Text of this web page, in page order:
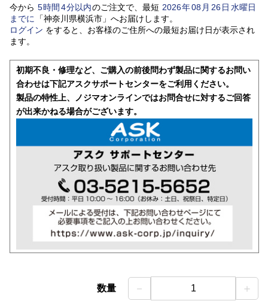
今から 5時間 4分以内のご注文で、最短 2026年08 月 26日水曜日
までに
「神奈川県横浜市」 へお届けします。
ログイン をすると、お客様のご住所への最短お届け日が表示され
ます。
初期不良・修理など、ご購入の前後問わず製品に関するお問い
合わせは下記アスクサポートセンターをご利用ください。
製品の特性上、ノジマオンラインではお問合せに対するご回答
が出来かねる場合がございます。
数量 － 1 ＋